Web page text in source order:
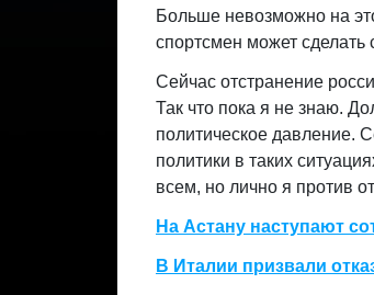
Больше невозможно на
спортсмен может сделать
Сейчас отстранение
Так что пока я не знаю.
политическое давление.
политики в таких
всем, но лично я против
На Астану наступают
В Италии призвали